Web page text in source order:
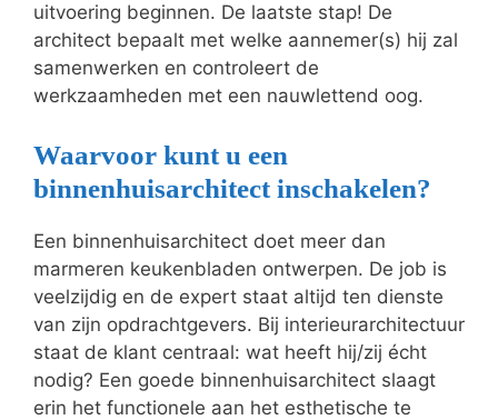
uitvoering beginnen. De laatste stap! De
architect bepaalt met welke aannemer(s) hij zal
samenwerken en controleert de
werkzaamheden met een nauwlettend oog.
Waarvoor kunt u een
binnenhuisarchitect inschakelen?
Een binnenhuisarchitect doet meer dan
marmeren keukenbladen ontwerpen. De job is
veelzijdig en de expert staat altijd ten dienste
van zijn opdrachtgevers. Bij interieurarchitectuur
staat de klant centraal: wat heeft hij/zij écht
nodig? Een goede binnenhuisarchitect slaagt
erin het functionele aan het esthetische te